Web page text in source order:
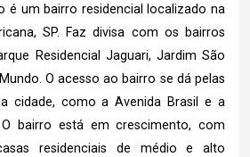
é um bairro residencial localizado na
SP. Faz divisa com os bairros
Residencial Jaguari, Jardim São
O acesso ao bairro se dá pelas
cidade, como a Avenida Brasil e a
bairro está em crescimento, com
residenciais de médio e alto